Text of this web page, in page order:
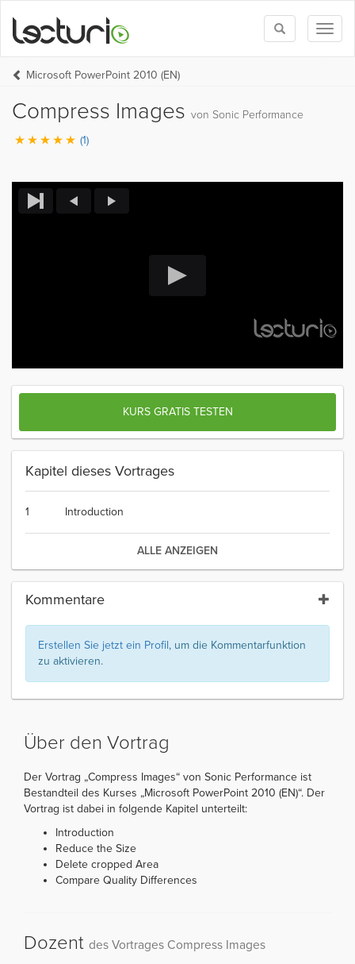
Toggle
search
Microsoft PowerPoint 2010 (EN)
Compress Images von Sonic Performance
(1)
KURS GRATIS TESTEN
Kapitel dieses Vortrages
1 Introduction
ALLE ANZEIGEN
Kommentare
Erstellen Sie jetzt ein Profil, um die Kommentarfunktion
zu aktivieren.
Über den Vortrag
Der Vortrag „Compress Images“ von Sonic Performance ist
Bestandteil des Kurses „Microsoft PowerPoint 2010 (EN)“. Der
Vortrag ist dabei in folgende Kapitel unterteilt:
Introduction
Reduce the Size
Delete cropped Area
Compare Quality Differences
Dozent des Vortrages Compress Images